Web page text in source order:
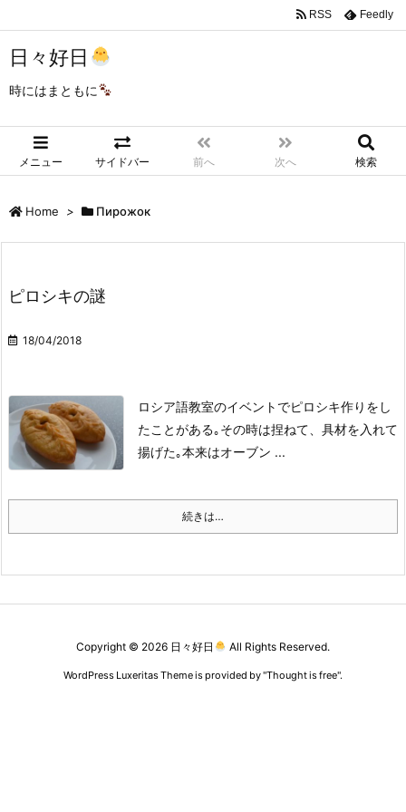
日々好日
時にはまともに
メニュー サイドバー 前へ 次へ 検索
RSS Feedly
Home > Пирожок
ピロシキの謎
18/04/2018
ロシア語教室のイベントでピロシキ作りをし
たことがある｡その時は捏ねて、具材を入れて
揚げた｡本来はオーブン ...
続きは…
Copyright © 2026 日々好日 All Rights Reserved.
WordPress Luxeritas Theme is provided by "Thought is free".